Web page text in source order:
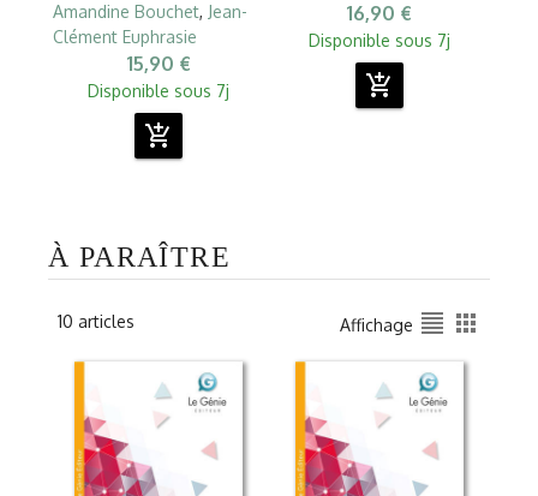
Amandine Bouchet, Jean-
Clément Euphrasie
15,90 €
Disponible sous 7j
add_shopping_cart
16,90 €
Disponible sous 7j
add_shopping_cart
À PARAÎTRE
10 articles Affichage format_align_justify apps